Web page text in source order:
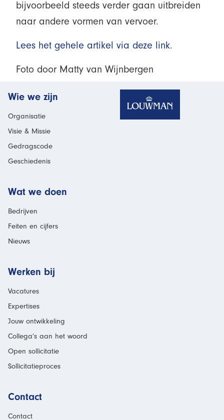
bijvoorbeeld steeds verder gaan uitbreiden
naar andere vormen van vervoer.
Lees het gehele artikel via deze link.
Foto door Matty van Wijnbergen
Wie we zijn
Organisatie
Visie & Missie
Gedragscode
Geschiedenis
Wat we doen
Bedrijven
Feiten en cijfers
Nieuws
Werken bij
Vacatures
Expertises
Jouw ontwikkeling
Collega’s aan het woord
Open sollicitatie
Sollicitatieproces
Contact
Contact